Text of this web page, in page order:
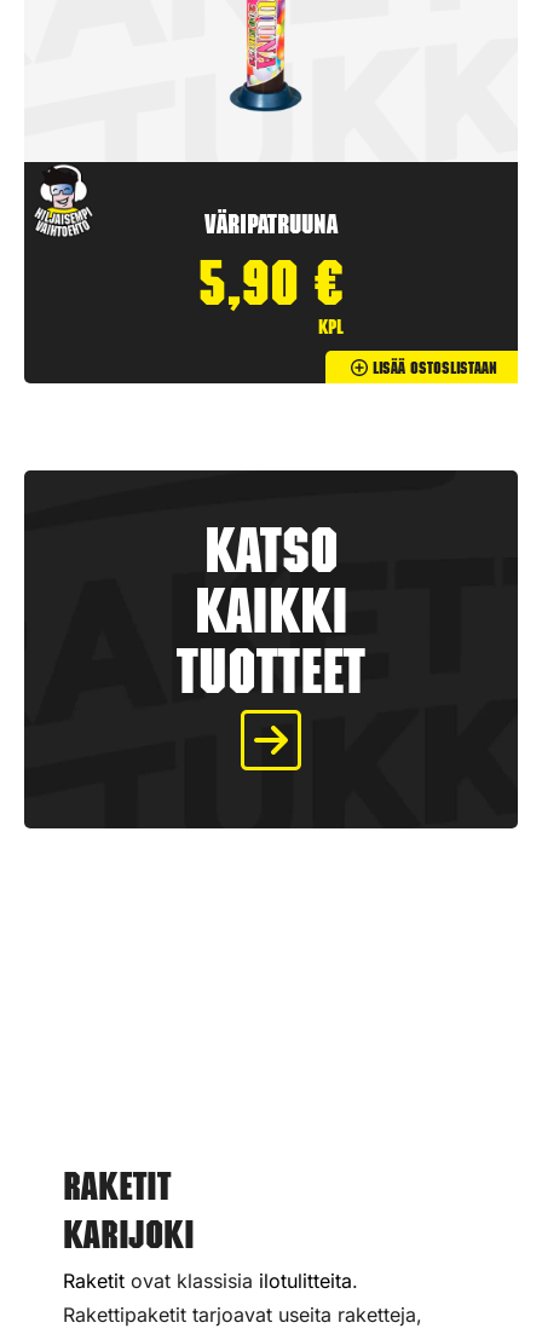
Väripatruuna
5,90 €
kpl
Lisää Ostoslistaan
Katso
kaikki
tuotteet
Raketit
Karijoki
Raketit ovat klassisia ilotulitteita.
Rakettipaketit tarjoavat useita raketteja,